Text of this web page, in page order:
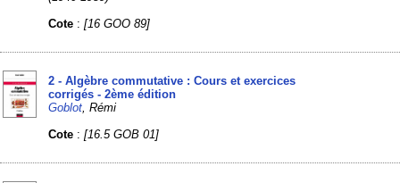
Cote :[16 GOO 89]
2 - Algèbre commutative : Cours et exercices
corrigés - 2ème édition
Goblot , Rémi
Cote :[16.5 GOB 01]